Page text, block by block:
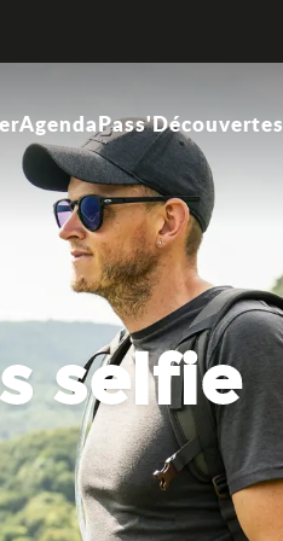
AgendaPass'Découvertes
selfie